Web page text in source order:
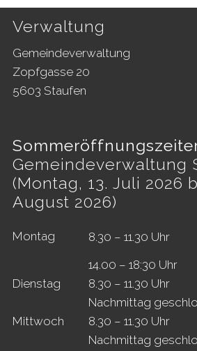
Footer
Verwaltung
Gemeindeverwaltung
Zopfgasse 20
5603 Staufen
Gemeindeverwaltung
(Montag, 13. Juli 2026
August 2026)
Montag
8.30 – 11.30 Uhr
14.00 – 18:30 Uhr
Dienstag
8.30 – 11.30 Uhr
Nachmittag
Mittwoch
8.30 – 11.30 Uhr
Nachmittag